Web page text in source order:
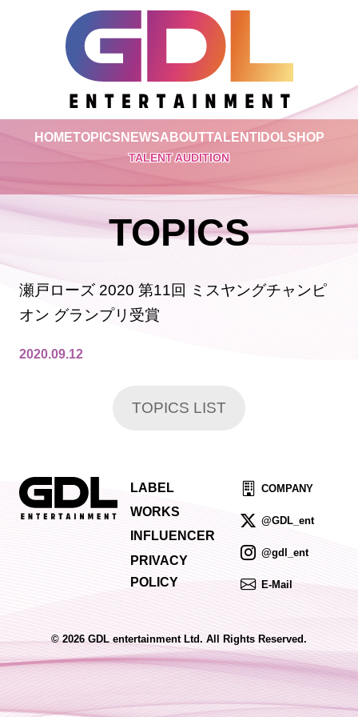
HOMETOPICS NEWSABOUTTALENTIDOLSHOP
TALENT AUDITION
TOPICS
瀬戸ローズ 2020 第11回 ミスヤングチャンピ
オン グランプリ受賞
2020.09.12
TOPICS LIST
LABEL
WORKS
INFLUENCER
PRIVACY
POLICY
COMPANY
@GDL_ent
@gdl_ent
E-Mail
© 2026 GDL entertainment Ltd. All Rights Reserved.